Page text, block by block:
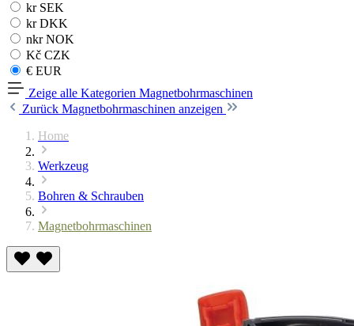
kr SEK
kr DKK
nkr NOK
Kč CZK
€ EUR
Zeige alle Kategorien Magnetbohrmaschinen
Zurück Magnetbohrmaschinen anzeigen
Home
Werkzeug
Bohren & Schrauben
Magnetbohrmaschinen